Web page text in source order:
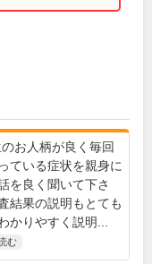
お人柄が良く毎回
ている症状を親身に
を良く聞いて下さ
結果の説明もとても
かりやすく説明...
む